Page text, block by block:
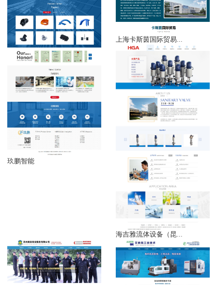
玖鹏智能
上海卡斯茵国际贸易...
海吉雅流体设备（昆...